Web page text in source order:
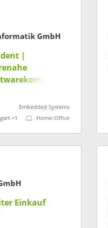
GmbH
|
Embedded Systems
+1
Home-Office
Einkauf